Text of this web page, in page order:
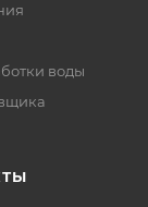
воды